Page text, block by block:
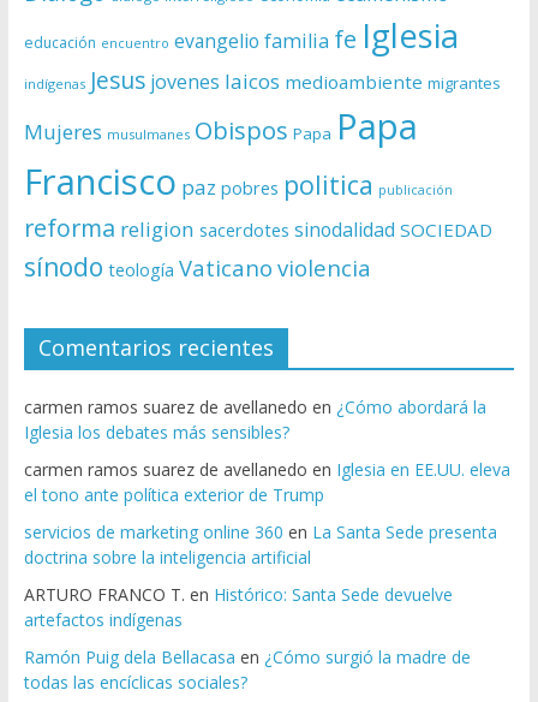
educación encuentro evangelio familia fe Iglesia
indígenas Jesus jovenes laicos medioambiente migrantes
Mujeres musulmanes Obispos Papa Papa
Francisco paz pobres politica publicación
reforma religion sacerdotes sinodalidad SOCIEDAD
sínodo teología Vaticano violencia
Comentarios recientes
carmen ramos suarez de avellanedo en ¿Cómo abordará la
Iglesia los debates más sensibles?
carmen ramos suarez de avellanedo en Iglesia en EE.UU. eleva
el tono ante política exterior de Trump
servicios de marketing online 360 en La Santa Sede presenta
doctrina sobre la inteligencia artificial
ARTURO FRANCO T. en Histórico: Santa Sede devuelve
artefactos indígenas
Ramón Puig dela Bellacasa en ¿Cómo surgió la madre de
todas las encíclicas sociales?